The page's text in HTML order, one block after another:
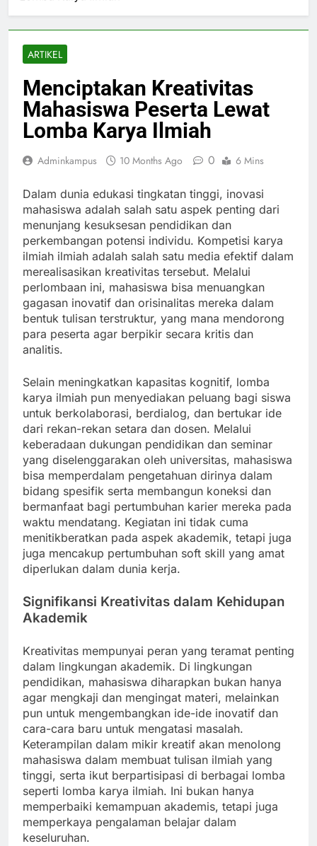
ARTIKEL
Menciptakan Kreativitas
Mahasiswa Peserta Lewat
Lomba Karya Ilmiah
Adminkampus 10 Months Ago 0 6 Mins
Dalam dunia edukasi tingkatan tinggi, inovasi
mahasiswa adalah salah satu aspek penting dari
menunjang kesuksesan pendidikan dan
perkembangan potensi individu. Kompetisi karya
ilmiah ilmiah adalah salah satu media efektif dalam
merealisasikan kreativitas tersebut. Melalui
perlombaan ini, mahasiswa bisa menuangkan
gagasan inovatif dan orisinalitas mereka dalam
bentuk tulisan terstruktur, yang mana mendorong
para peserta agar berpikir secara kritis dan
analitis.
Selain meningkatkan kapasitas kognitif, lomba
karya ilmiah pun menyediakan peluang bagi siswa
untuk berkolaborasi, berdialog, dan bertukar ide
dari rekan-rekan setara dan dosen. Melalui
keberadaan dukungan pendidikan dan seminar
yang diselenggarakan oleh universitas, mahasiswa
bisa memperdalam pengetahuan dirinya dalam
bidang spesifik serta membangun koneksi dan
bermanfaat bagi pertumbuhan karier mereka pada
waktu mendatang. Kegiatan ini tidak cuma
menitikberatkan pada aspek akademik, tetapi juga
juga mencakup pertumbuhan soft skill yang amat
diperlukan dalam dunia kerja.
Signifikansi Kreativitas dalam Kehidupan
Akademik
Kreativitas mempunyai peran yang teramat penting
dalam lingkungan akademik. Di lingkungan
pendidikan, mahasiswa diharapkan bukan hanya
agar mengkaji dan mengingat materi, melainkan
pun untuk mengembangkan ide-ide inovatif dan
cara-cara baru untuk mengatasi masalah.
Keterampilan dalam mikir kreatif akan menolong
mahasiswa dalam membuat tulisan ilmiah yang
tinggi, serta ikut berpartisipasi di berbagai lomba
seperti lomba karya ilmiah. Ini bukan hanya
memperbaiki kemampuan akademis, tetapi juga
memperkaya pengalaman belajar dalam
keseluruhan.